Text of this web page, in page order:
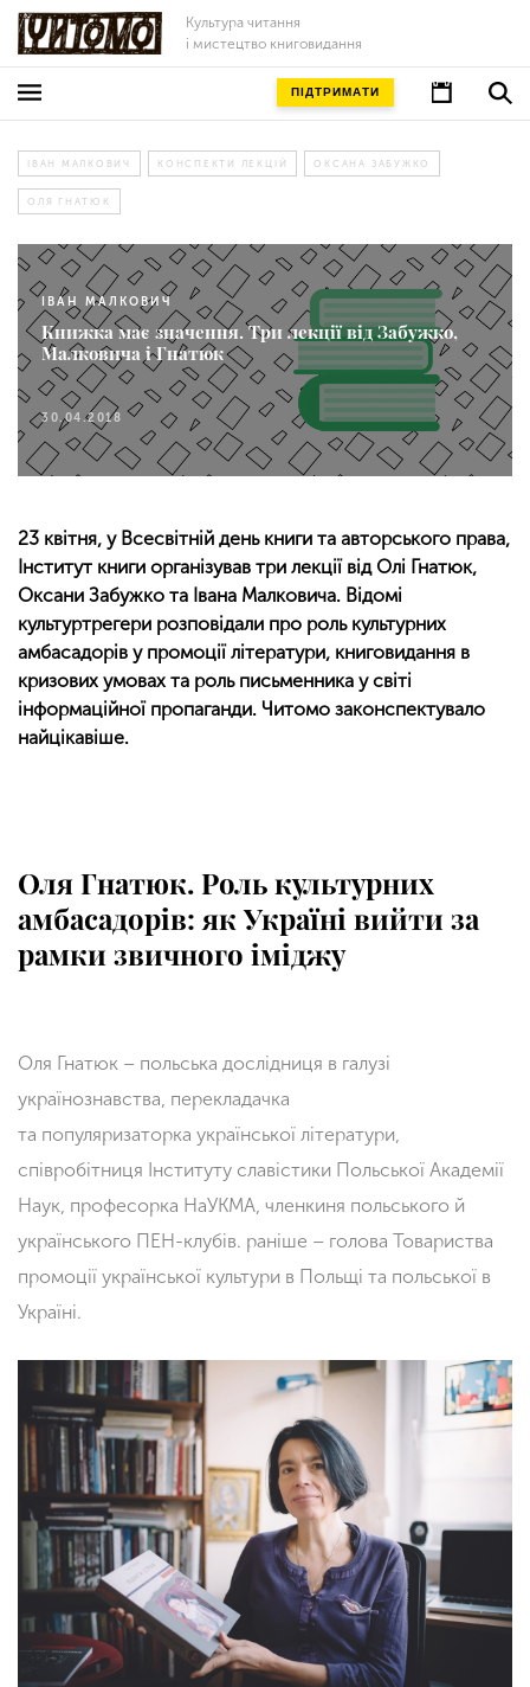
Культура читання
і мистецтво книговидання
ПІДТРИМАТИ
ІВАН МАЛКОВИЧ КОНСПЕКТИ ЛЕКЦІЙ ОКСАНА ЗАБУЖКО
ОЛЯ ГНАТЮК
ІВАН МАЛКОВИЧ
Книжка має значення. Три лекції від Забужко,
Малковича і Гнатюк
30.04.2018
23 квітня, у Всесвітній день книги та авторського права,
Інститут книги організував три лекції від Олі Гнатюк,
Оксани Забужко та Івана Малковича. Відомі
культуртрегери розповідали про роль культурних
амбасадорів у промоції літератури, книговидання в
кризових умовах та роль письменника у світі
інформаційної пропаганди. Читомо законспектувало
найцікавіше.
Оля Гнатюк. Роль культурних
амбасадорів: як Україні вийти за
рамки звичного іміджу
Оля Гнатюк – польська дослідниця в галузі
українознавства, перекладачка
та популяризаторка української літератури,
співробітниця Інституту славістики Польської Академії
Наук, професорка НаУКМА, членкиня польського й
українського ПЕН-клубів. раніше – голова Товариства
промоції української культури в Польщі та польської в
Україні.